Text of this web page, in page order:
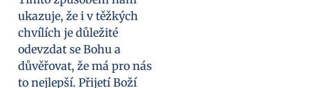
ukazuje, že i v těžkých
chvílích je důležité
odevzdat se Bohu a
důvěřovat, že má pro nás
to nejlepší. Přijetí Boží